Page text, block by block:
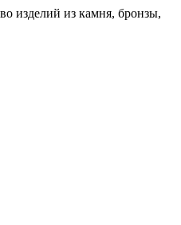
изделий из камня, бронзы,